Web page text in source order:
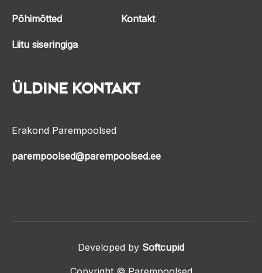
Põhimõtted
Liitu siseringiga
Kontakt
Üldine kontakt
Erakond Parempoolsed
parempoolsed@parempoolsed.ee
Developed by Softcupid